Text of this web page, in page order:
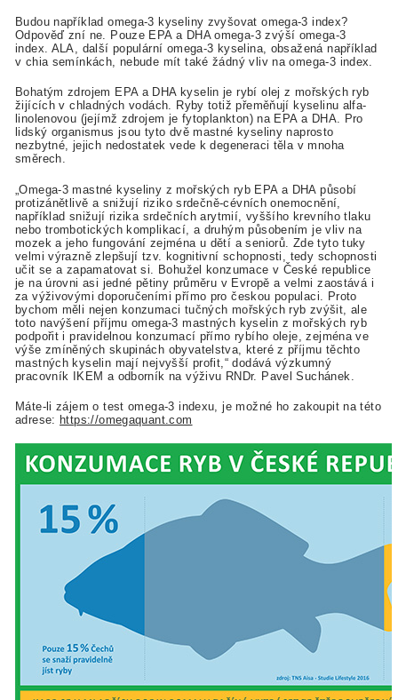
Budou například omega-3 kyseliny zvyšovat omega-3 index?
Odpověď zní ne. Pouze EPA a DHA omega-3 zvýší omega-3
index. ALA, další populární omega-3 kyselina, obsažená například
v chia semínkách, nebude mít také žádný vliv na omega-3 index.
Bohatým zdrojem EPA a DHA kyselin je rybí olej z mořských ryb
žijících v chladných vodách. Ryby totiž přeměňují kyselinu alfa-
linolenovou (jejímž zdrojem je fytoplankton) na EPA a DHA. Pro
lidský organismus jsou tyto dvě mastné kyseliny naprosto
nezbytné, jejich nedostatek vede k degeneraci těla v mnoha
směrech.
„Omega-3 mastné kyseliny z mořských ryb EPA a DHA působí
protizánětlivě a snižují riziko srdečně-cévních onemocnění,
například snižují rizika srdečních arytmií, vyššího krevního tlaku
nebo trombotických komplikací, a druhým působením je vliv na
mozek a jeho fungování zejména u dětí a seniorů. Zde tyto tuky
velmi výrazně zlepšují tzv. kognitivní schopnosti, tedy schopnosti
učit se a zapamatovat si. Bohužel konzumace v České republice
je na úrovni asi jedné pětiny průměru v Evropě a velmi zaostává i
za výživovými doporučeními přímo pro českou populaci. Proto
bychom měli nejen konzumaci tučných mořských ryb zvýšit, ale
toto navýšení příjmu omega-3 mastných kyselin z mořských ryb
podpořit i pravidelnou konzumací přímo rybího oleje, zejména ve
výše zmíněných skupinách obyvatelstva, které z příjmu těchto
mastných kyselin mají nejvyšší profit,“ dodává výzkumný
pracovník IKEM a odborník na výživu RNDr. Pavel Suchánek.
Máte-li zájem o test omega-3 indexu, je možné ho zakoupit na této
adrese: https://omegaquant.com